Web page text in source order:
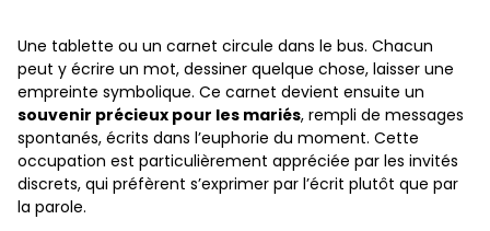
Une tablette ou un carnet circule dans le bus. Chacun
peut y écrire un mot, dessiner quelque chose, laisser une
empreinte symbolique. Ce carnet devient ensuite un
souvenir précieux pour les mariés, rempli de messages
spontanés, écrits dans l’euphorie du moment. Cette
occupation est particulièrement appréciée par les invités
discrets, qui préfèrent s’exprimer par l’écrit plutôt que par
la parole.